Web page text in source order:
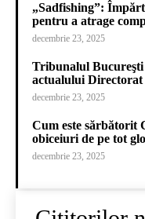
„Sadfishing”:
pentru a atrage
decembrie 23, 2025
Tribunalul Bucureşti
actualului Directorat
decembrie 23, 2025
Cum este sărbătorit
obiceiuri de pe tot
decembrie 23, 2025